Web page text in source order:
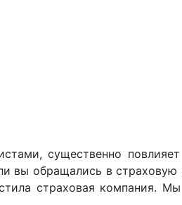
существенно
вы обращались в
страховая компания.